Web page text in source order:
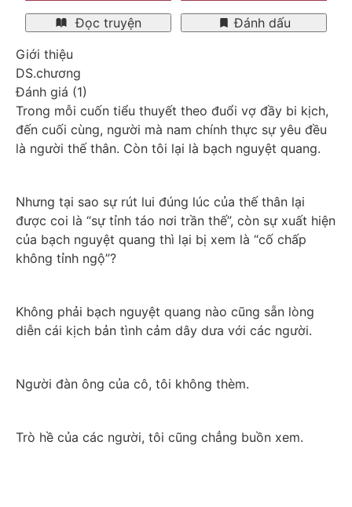
Đọc truyện
Đánh dấu
Giới thiệu
DS.chương
Đánh giá (1)
Trong mỗi cuốn tiểu thuyết theo đuổi vợ đầy bi kịch,
đến cuối cùng, người mà nam chính thực sự yêu đều
là người thế thân. Còn tôi lại là bạch nguyệt quang.
Nhưng tại sao sự rút lui đúng lúc của thế thân lại
được coi là “sự tỉnh táo nơi trần thế”, còn sự xuất hiện
của bạch nguyệt quang thì lại bị xem là “cố chấp
không tỉnh ngộ”?
Không phải bạch nguyệt quang nào cũng sẵn lòng
diễn cái kịch bản tình cảm dây dưa với các người.
Người đàn ông của cô, tôi không thèm.
Trò hề của các người, tôi cũng chẳng buồn xem.